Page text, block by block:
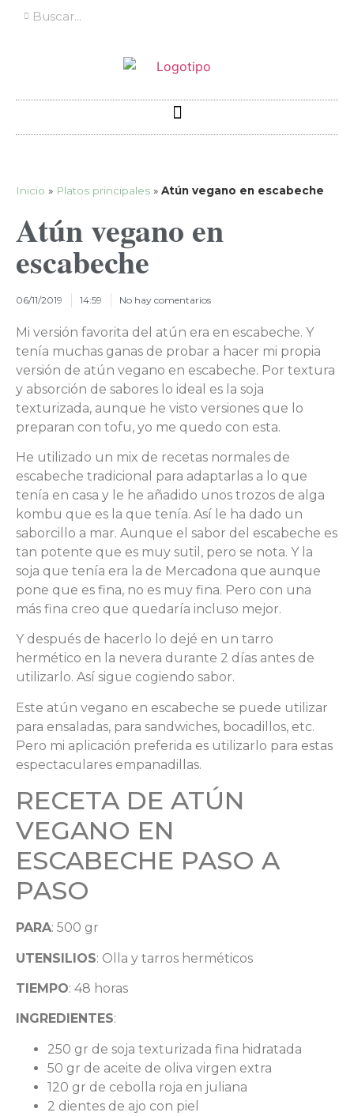
Inicio » Platos principales » Atún vegano en escabeche
Atún vegano en
escabeche
06/11/2019 14:59 No hay comentarios
Mi versión favorita del atún era en escabeche. Y
tenía muchas ganas de probar a hacer mi propia
versión de atún vegano en escabeche. Por textura
y absorción de sabores lo ideal es la soja
texturizada, aunque he visto versiones que lo
preparan con tofu, yo me quedo con esta.
He utilizado un mix de recetas normales de
escabeche tradicional para adaptarlas a lo que
tenía en casa y le he añadido unos trozos de alga
kombu que es la que tenía. Así le ha dado un
saborcillo a mar. Aunque el sabor del escabeche es
tan potente que es muy sutil, pero se nota. Y la
soja que tenía era la de Mercadona que aunque
pone que es fina, no es muy fina. Pero con una
más fina creo que quedaría incluso mejor.
Y después de hacerlo lo dejé en un tarro
hermético en la nevera durante 2 días antes de
utilizarlo. Así sigue cogiendo sabor.
Este atún vegano en escabeche se puede utilizar
para ensaladas, para sandwiches, bocadillos, etc.
Pero mi aplicación preferida es utilizarlo para estas
espectaculares empanadillas.
RECETA DE ATÚN
VEGANO EN
ESCABECHE PASO A
PASO
PARA: 500 gr
UTENSILIOS: Olla y tarros herméticos
TIEMPO: 48 horas
INGREDIENTES:
250 gr de soja texturizada fina hidratada
50 gr de aceite de oliva virgen extra
120 gr de cebolla roja en juliana
2 dientes de ajo con piel